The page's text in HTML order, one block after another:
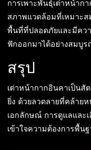
การเพาะพันธุ์เต่าหน้าก
สภาพแวดล้อมที่เหมาะส
พื้นที่ที่ปลอดภัยและมีคว
ฟักออกมาได้อย่างสมบู
สรุป
เต่าหน้ากากอินคาเป็นสั
ยิ่ง ด้วยลวดลายที่คล้าย
เอกลักษณ์ การดูแลและ
เข้าใจความต้องการพื้น